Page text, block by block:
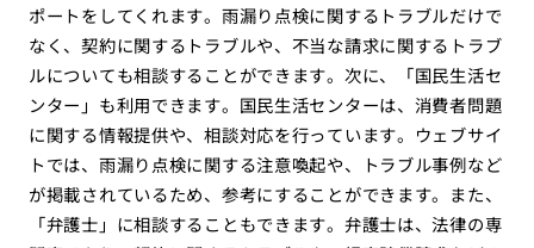
ポートをしてくれます。雨漏り点検に関するトラブルだけで
なく、契約に関するトラブルや、不当な請求に関するトラブ
ルについても相談することができます。次に、「国民生活セ
ンター」も利用できます。国民生活センターは、消費者問題
に関する情報提供や、相談対応を行っています。ウェブサイ
トでは、雨漏り点検に関する注意喚起や、トラブル事例など
が掲載されているため、参考にすることができます。また、
「弁護士」に相談することもできます。弁護士は、法律の専